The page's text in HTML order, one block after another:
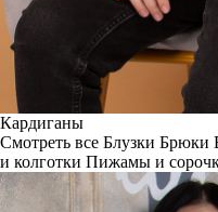
Кардиганы
Смотреть все Блузки Брюки
и колготки Пижамы и